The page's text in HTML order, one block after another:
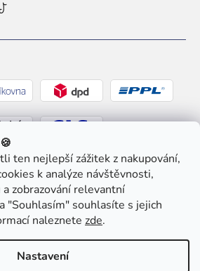
ten nejlepší zážitek z nakupování,
k analýze návštěvnosti,
zobrazování relevantní
"Souhlasím" souhlasíte s jejich
naleznete zde.
Nastavení
Ziaja pro Tebe